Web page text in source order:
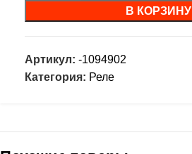
В КОРЗИНУ
Артикул: -1094902
Категория: Реле